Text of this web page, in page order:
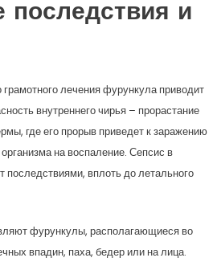
и
лечения фурункула приводит
внутреннего чирья – прорастание
где его прорыв приведет к заражению
на воспаление. Сепсис в
вплоть до летального
фурункулы, располагающиеся во
впадин, паха, бедер или на лица.